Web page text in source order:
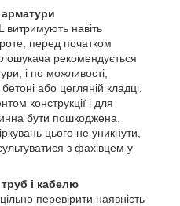
арматури
навіть
перед початком
рекомендується
і по можливості,
або цегляній кладці.
конструкції і для
бути пошкоджена.
цього не уникнути,
з фахівцем у
труб і кабелю
перевірити наявність